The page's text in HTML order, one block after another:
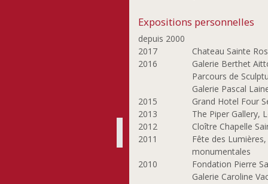
Expositions personnelles
depuis 2000
2017
Chateau Sainte
2016
Galerie Berthet
Parcours de
Galerie Pascal
2015
Grand Hotel Four
2013
The Piper Gallery,
2012
Cloître Chapelle
2011
Fête des
monumentales
2010
Fondation Pierre
Galerie Caroline